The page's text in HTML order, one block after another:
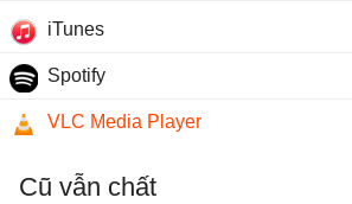
iTunes
Spotify
VLC Media Player
Cũ vẫn chất